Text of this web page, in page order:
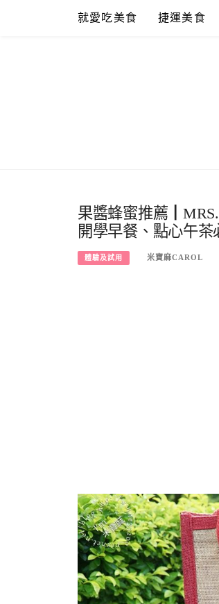
就愛吃美食 捷運美食
果醬蜂蜜推薦
開學早餐、點心午茶
體驗及試用 米寶麻CAROL